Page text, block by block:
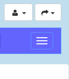
切
换
导